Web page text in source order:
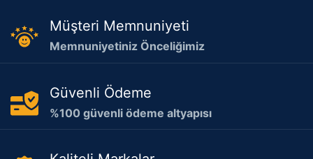
Müşteri Memnuniyeti
Memnuniyetiniz Önceliğimiz
Güvenli Ödeme
%100 güvenli ödeme altyapısı